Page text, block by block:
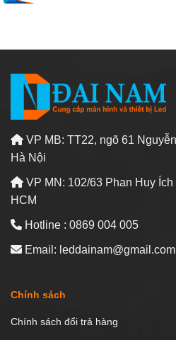
VP MB: TT22, ngõ 61
Hà Nội
VP MN: 102/63 Phan Huy
HCM
Hotline : 0869 004 005
Email: leddainam@gmail.com
Chính sách
Chính sách đổi trả hàng